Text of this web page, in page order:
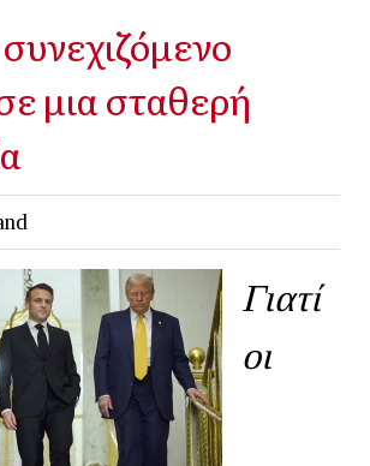
μια σταθερή
Γιατί
οι